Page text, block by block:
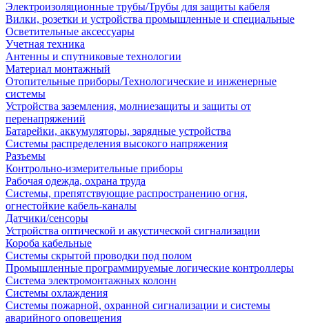
Электроизоляционные трубы/Трубы для защиты кабеля
Вилки, розетки и устройства промышленные и специальные
Осветительные аксессуары
Учетная техника
Антенны и спутниковые технологии
Материал монтажный
Отопительные приборы/Технологические и инженерные
системы
Устройства заземления, молниезащиты и защиты от
перенапряжений
Батарейки, аккумуляторы, зарядные устройства
Системы распределения высокого напряжения
Разъемы
Контрольно-измерительные приборы
Рабочая одежда, охрана труда
Системы, препятствующие распространению огня,
огнестойкие кабель-каналы
Датчики/сенсоры
Устройства оптической и акустической сигнализации
Короба кабельные
Системы скрытой проводки под полом
Промышленные программируемые логические контроллеры
Система электромонтажных колонн
Системы охлаждения
Системы пожарной, охранной сигнализации и системы
аварийного оповещения